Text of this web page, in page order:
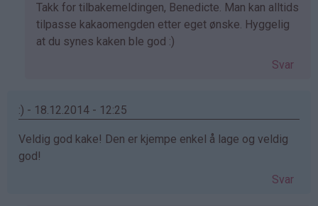
Som
svar
på
bekreftet)
Takk for tilbakemeldingen, Benedicte. Man kan alltids
tilpasse kakaomengden etter eget ønske. Hyggelig
at du synes kaken ble god :)
Svar
:) - 18.12.2014 - 12:25
Veldig god kake! Den er kjempe enkel å lage og veldig
god!
Svar